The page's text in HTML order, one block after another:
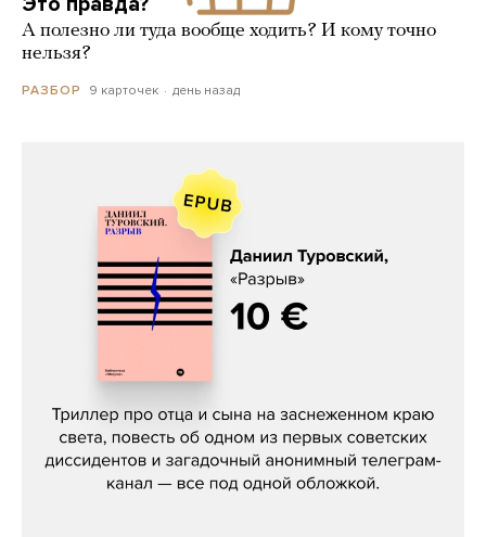
А полезно ли туда вообще ходить? И кому точно
нельзя?
РАЗБОР 9 карточек день назад
Даниил Туровский, «Разрыв»